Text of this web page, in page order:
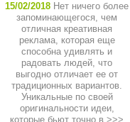
15/02/2018 Нет ничего более
запоминающегося, чем
отличная креативная
реклама, которая еще
способна удивлять и
радовать людей, что
выгодно отличает ее от
традиционных вариантов.
Уникальные по своей
оригинальности идеи,
которые бьют точно в >>>